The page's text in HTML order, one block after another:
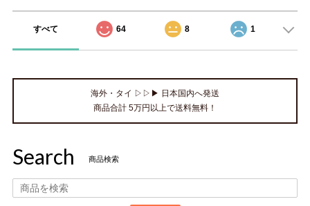
すべて 64 8 1
海外・タイ ▷▷▶ 日本国内へ発送
商品合計 5万円以上で送料無料！
Search 商品検索